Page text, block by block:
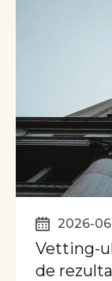
2026-
Vetting-
de